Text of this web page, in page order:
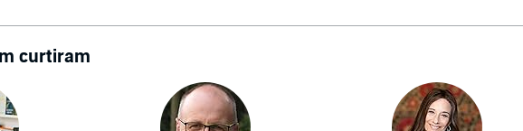
curtiram